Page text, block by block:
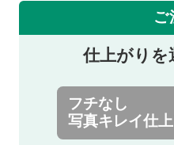
ご
仕上がりを
フチなし
写真キレイ仕